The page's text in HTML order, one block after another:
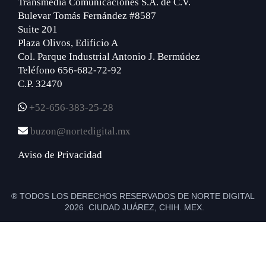
Bulevar Tomás Fernández #8587
Suite 201
Plaza Olivos, Edificio A
Col. Parque Industrial Antonio J. Bermúdez
Teléfono 656-682-72-92
C.P. 32470
+52-656-383-25-28
buzon@nortedigital.mx
Aviso de Privacidad
® TODOS LOS DERECHOS RESERVADOS DE NORTE DIGITAL
2026 CIUDAD JUÁREZ, CHIH. MEX.